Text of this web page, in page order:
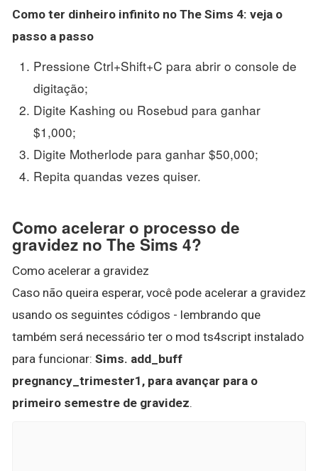
Como ter dinheiro infinito no The Sims 4: veja o
passo a passo
Pressione Ctrl+Shift+C para abrir o console de
digitação;
Digite Kashing ou Rosebud para ganhar
$1,000;
Digite Motherlode para ganhar $50,000;
Repita quandas vezes quiser.
Como acelerar o processo de
gravidez no The Sims 4?
Como acelerar a gravidez
Caso não queira esperar, você pode acelerar a gravidez
usando os seguintes códigos - lembrando que
também será necessário ter o mod ts4script instalado
para funcionar: Sims. add_buff
pregnancy_trimester1, para avançar para o
primeiro semestre de gravidez.